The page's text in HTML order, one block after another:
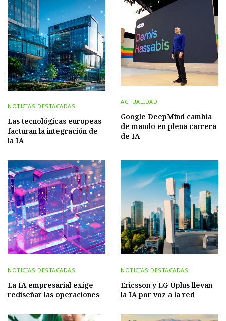
NOTICIAS DESTACADAS
Las tecnológicas europeas
facturan la integración de
la IA
ACTUALIDAD
Google DeepMind cambia
de mando en plena carrera
de IA
NOTICIAS DESTACADAS
La IA empresarial exige
rediseñar las operaciones
NOTICIAS DESTACADAS
Ericsson y LG Uplus llevan
la IA por voz a la red